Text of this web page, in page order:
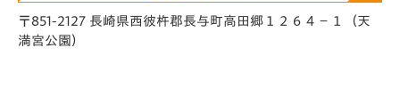
〒851-2127 長崎県西彼杵郡長与町高田郷１２６４−１（天
満宮公園）